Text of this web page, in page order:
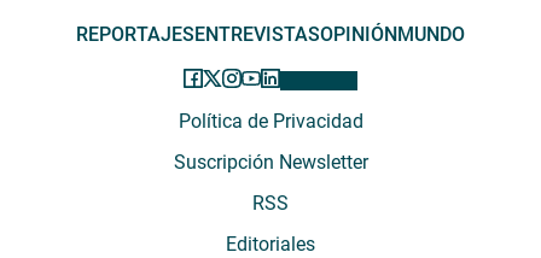
REPORTAJESENTREVISTASOPINIÓNMUNDO
Política de Privacidad
Suscripción Newsletter
RSS
Editoriales